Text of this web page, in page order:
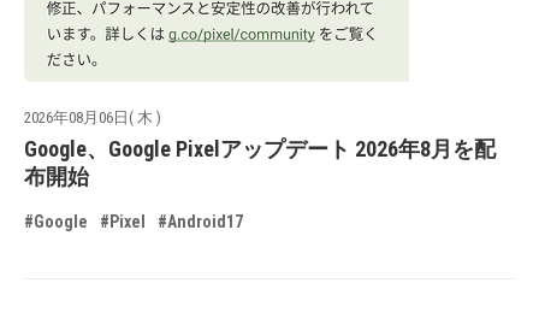
2026年08月06日( 木 )
Google、Google Pixelアップデート 2026年8月を配
布開始
#Google #Pixel #Android17